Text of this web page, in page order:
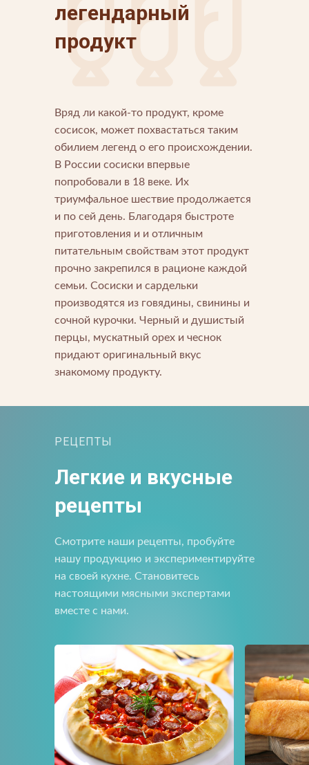
легендарный
продукт
Вряд ли какой-то продукт, кроме
сосисок, может похвастаться таким
обилием легенд о его происхождении.
В России сосиски впервые
попробовали в 18 веке. Их
триумфальное шествие продолжается
и по сей день. Благодаря быстроте
приготовления и и отличным
питательным свойствам этот продукт
прочно закрепился в рационе каждой
семьи. Сосиски и сардельки
производятся из говядины, свинины и
сочной курочки. Черный и душистый
перцы, мускатный орех и чеснок
придают оригинальный вкус
знакомому продукту.
РЕЦЕПТЫ
Легкие и вкусные
рецепты
Смотрите наши рецепты, пробуйте
нашу продукцию и экспериментируйте
на своей кухне. Становитесь
настоящими мясными экспертами
вместе с нами.
Напишите нам
пользовательского соглашения
Напишите нам
Мы открыты для любых вопросов и предложений
Прикрепить файл
Нажимая на кнопку, я принимаю условия соглашения.
Подпишитесь на новости
Мы будем присылать вам только самое важное
Отправить